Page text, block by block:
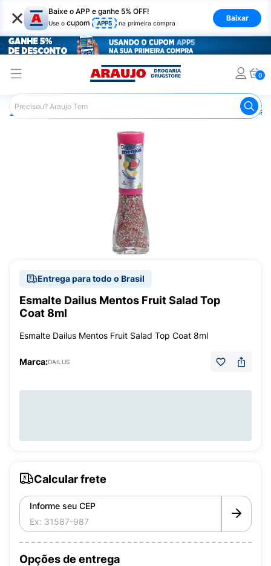
× Baixe o APP e ganhe 5% OFF!
Use o cupom APP5 na primeira compra
Baixar
0
Araujo Beleza e Cuidados
Entrega para todo o Brasil
Esmalte Dailus Mentos Fruit Salad Top
Coat 8ml
Esmalte Dailus Mentos Fruit Salad Top Coat 8ml
Marca:DAILUS
Calcular frete
Informe seu CEP
Opções de entrega